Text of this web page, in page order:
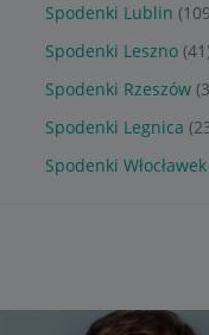
Spodenki Lublin
Spodenki Leszno
Spodenki Rzeszów
Spodenki Legnica
Spodenki Włocławek